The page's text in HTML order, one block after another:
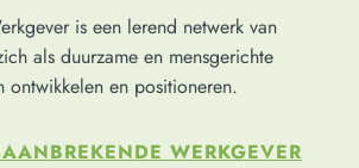
is een lerend netwerk van
als duurzame en mensgerichte
ontwikkelen en positioneren.
WERKGEVER